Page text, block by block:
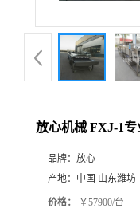
放心机械 FXJ-1
品牌： 放心
产地： 中国 山东潍坊
价格： ￥57900/台